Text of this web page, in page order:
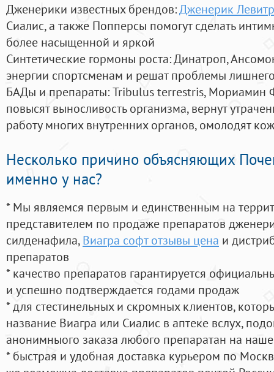
Дженерики известных брендов:Дженерик
Сиалис, а также Попперсы помогут сделать
более насыщенной и яркой
Синтетические гормоны роста: Динатроп,
энергии спортсменам и решат проблемы
БАДы и препараты:Tribulus terrestris, Мориамин
повысят выносливость организма, вернут
работу многих внутренних органов, омолодят
Несколько причино объясняющих
именно у нас?
* Мы являемся первым и единственным на
представителем по продаже препаратов
силденафила, Виагра софт отзывы цена и
препаратов
* качество препаратов гарантируется
и успешно подтверждается годами продаж
* для стестинельных и скромных клиентов,
название Виагра или Сиалис в аптеке вслух,
анонимныого заказа любого препаратан на
* быстрая и удобная доставка курьером по